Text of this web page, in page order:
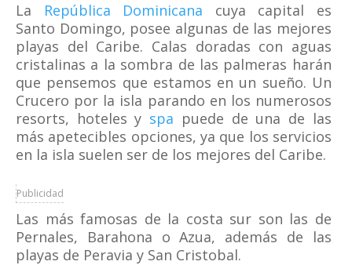
La
República Dominicana cuya capital es
Santo Domingo, posee algunas de las mejores
playas del Caribe. Calas doradas con aguas
cristalinas a la sombra de las palmeras harán
que pensemos que estamos en un sueño. Un
Crucero por la isla parando en los numerosos
resorts, hoteles y spa puede de una de las
más apetecibles opciones, ya que los servicios
en la isla suelen ser de los mejores del Caribe.
Publicidad
Las más famosas de la costa sur son las de
Pernales, Barahona o Azua, además de las
playas de Peravia y San Cristobal.